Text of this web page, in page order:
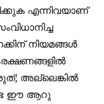
എന്നിവയാണ്
നിയമങ്ങൾ
അല്ലെങ്കിൽ
ഈ ആറു